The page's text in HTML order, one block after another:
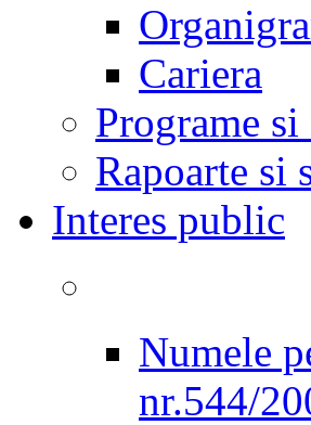
Cariera
Programe
Rapoarte si
Interes public
Numele
nr.544/